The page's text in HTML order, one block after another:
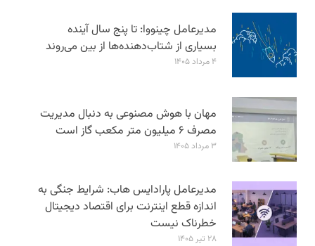
مدیرعامل چینووا: تا پنج سال آینده
بسیاری از شتاب‌دهنده‌ها از بین می‌روند
۴ مرداد ۱۴۰۵
مهان با هوش مصنوعی به دنبال مدیریت
مصرف ۶ میلیون متر مکعب گاز است
۳ مرداد ۱۴۰۵
مدیرعامل پارادایس هاب: شرایط جنگی به
اندازه قطع اینترنت برای اقتصاد دیجیتال
خطرناک نیست
۲۸ تیر ۱۴۰۵